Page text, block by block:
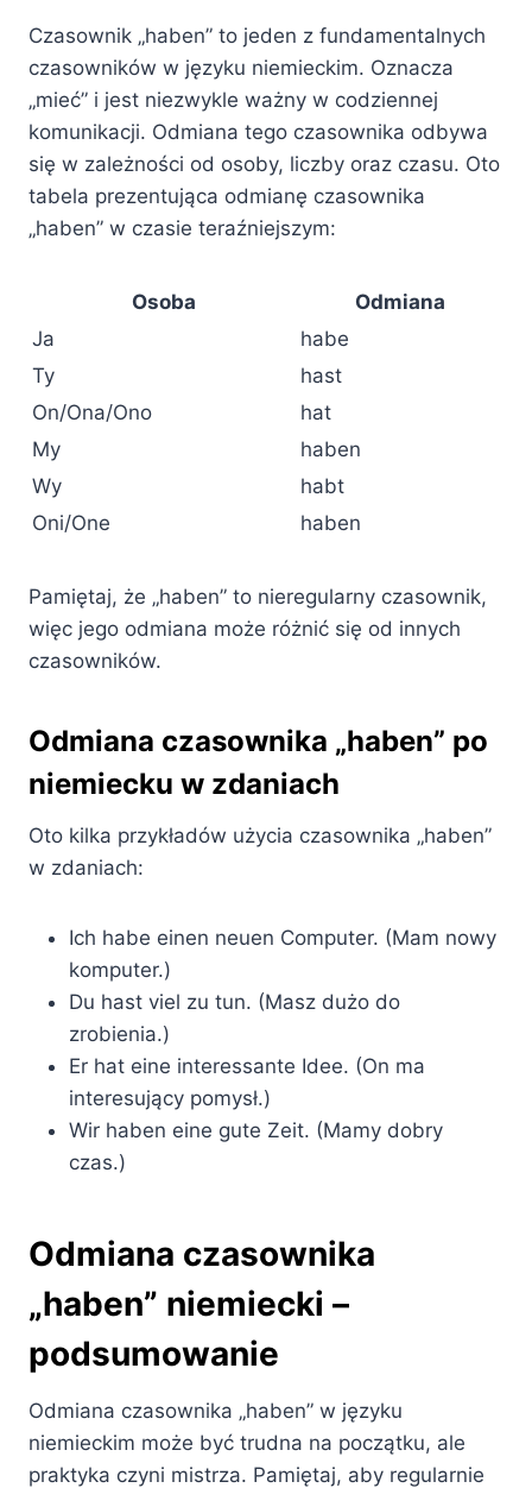
Czasownik „haben” to jeden z fundamentalnych
czasowników w języku niemieckim. Oznacza
„mieć” i jest niezwykle ważny w codziennej
komunikacji. Odmiana tego czasownika odbywa
się w zależności od osoby, liczby oraz czasu. Oto
tabela prezentująca odmianę czasownika
„haben” w czasie teraźniejszym:
Osoba
Odmiana
Ja
habe
Ty
hast
On/Ona/Ono
hat
My
haben
Wy
habt
Oni/One
haben
Pamiętaj, że „haben” to nieregularny czasownik,
więc jego odmiana może różnić się od innych
czasowników.
Odmiana czasownika „haben” po
niemiecku w zdaniach
Oto kilka przykładów użycia czasownika „haben”
w zdaniach:
Ich habe einen neuen Computer. (Mam nowy
komputer.)
Du hast viel zu tun. (Masz dużo do
zrobienia.)
Er hat eine interessante Idee. (On ma
interesujący pomysł.)
Wir haben eine gute Zeit. (Mamy dobry
czas.)
Odmiana czasownika
„haben” niemiecki –
podsumowanie
Odmiana czasownika „haben” w języku
niemieckim może być trudna na początku, ale
praktyka czyni mistrza. Pamiętaj, aby regularnie